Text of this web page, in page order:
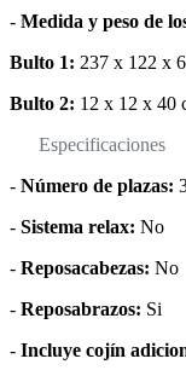
- Medida y peso de
Bulto 1: 237 x 122 x
Bulto 2: 12 x 12 x 40
Especificaciones
- Número de plazas:
- Sistema relax: No
- Reposacabezas: No
- Reposabrazos: Si
- Incluye cojín